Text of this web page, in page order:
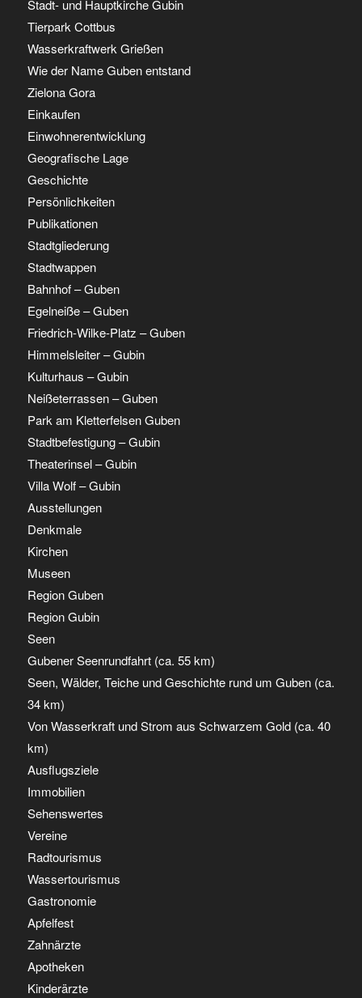
Stadt- und Hauptkirche Gubin
Tierpark Cottbus
Wasserkraftwerk Grießen
Wie der Name Guben entstand
Zielona Gora
Einkaufen
Einwohnerentwicklung
Geografische Lage
Geschichte
Persönlichkeiten
Publikationen
Stadtgliederung
Stadtwappen
Bahnhof – Guben
Egelneiße – Guben
Friedrich-Wilke-Platz – Guben
Himmelsleiter – Gubin
Kulturhaus – Gubin
Neißeterrassen – Guben
Park am Kletterfelsen Guben
Stadtbefestigung – Gubin
Theaterinsel – Gubin
Villa Wolf – Gubin
Ausstellungen
Denkmale
Kirchen
Museen
Region Guben
Region Gubin
Seen
Gubener Seenrundfahrt (ca. 55 km)
Seen, Wälder, Teiche und Geschichte rund um Guben (ca.
34 km)
Von Wasserkraft und Strom aus Schwarzem Gold (ca. 40
km)
Ausflugsziele
Immobilien
Sehenswertes
Vereine
Radtourismus
Wassertourismus
Gastronomie
Apfelfest
Zahnärzte
Apotheken
Kinderärzte